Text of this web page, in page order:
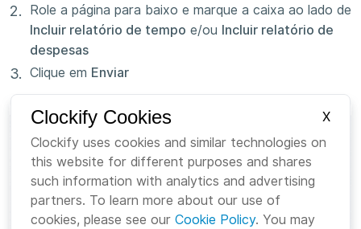
Role a página para baixo e marque a caixa ao lado de
Incluir relatório de tempo e/ou Incluir relatório de
despesas
Clique em Enviar
Clockify Cookies
X
Clockify uses cookies and similar technologies on
this website for different purposes and shares
such information with analytics and advertising
partners. To learn more about our use of
cookies, please see our Cookie Policy. You may